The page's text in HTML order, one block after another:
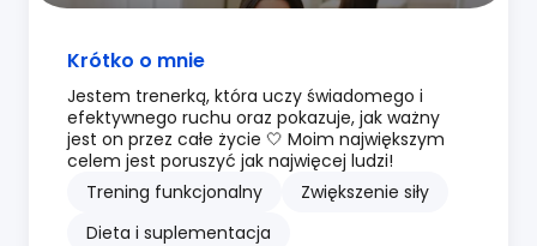
Krótko o mnie
Jestem trenerką, która uczy świadomego i
efektywnego ruchu oraz pokazuje, jak ważny
jest on przez całe życie 🤍 Moim największym
celem jest poruszyć jak najwięcej ludzi!
Trening funkcjonalny
Zwiększenie siły
Dieta i suplementacja